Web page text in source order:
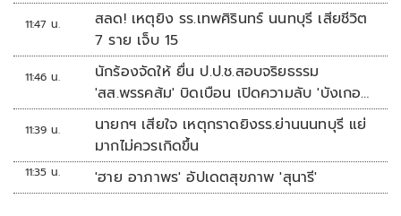
11:47 น.
สลด! เหตุยิง รร.เทพศิรินทร์ นนทบุรี เสียชีวิต
7 ราย เจ็บ 15
11:46 น.
นักร้องจัดให้ ยื่น ป.ป.ช.สอบจริยธรรม
'สส.พรรคส้ม' บิดเบือน เปิดความลับ 'บังเกอร์
ทหาร'
11:39 น.
นายกฯ เสียใจ เหตุกราดยิงรร.ย่านนนทบุรี แย่
มากไม่ควรเกิดขึ้น
11:35 น. 'ฮาย อาภาพร' อัปเดตสุขภาพ 'สุนารี'